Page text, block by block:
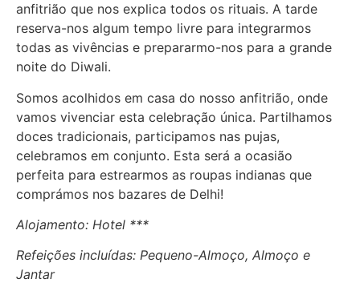
anfitrião que nos explica todos os rituais. A tarde
reserva-nos algum tempo livre para integrarmos
todas as vivências e prepararmo-nos para a grande
noite do Diwali.
Somos acolhidos em casa do nosso anfitrião, onde
vamos vivenciar esta celebração única. Partilhamos
doces tradicionais, participamos nas pujas,
celebramos em conjunto. Esta será a ocasião
perfeita para estrearmos as roupas indianas que
comprámos nos bazares de Delhi!
Alojamento: Hotel ***
Refeições incluídas: Pequeno-Almoço, Almoço e
Jantar